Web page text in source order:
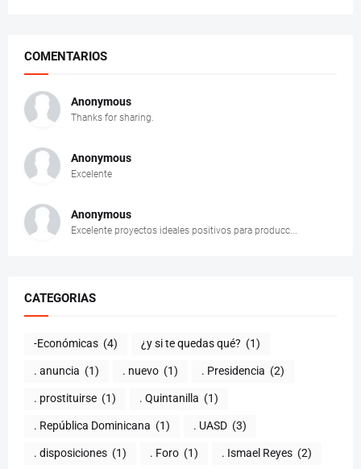
COMENTARIOS
Anonymous
Thanks for sharing.
Anonymous
Excelente
Anonymous
Excelente proyectos ideales positivos para producc...
CATEGORIAS
-Económicas (4) ¿y si te quedas qué? (1)
. anuncia (1) . nuevo (1) . Presidencia (2)
. prostituirse (1) . Quintanilla (1)
. República Dominicana (1) . UASD (3)
. disposiciones (1) . Foro (1) . Ismael Reyes (2)